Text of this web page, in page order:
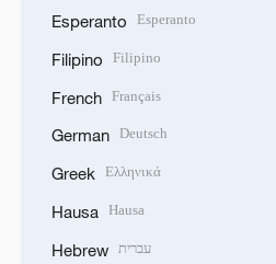
Esperanto Esperanto
Filipino Filipino
French Français
German Deutsch
Greek Ελληνικά
Hausa Hausa
Hebrew עברית